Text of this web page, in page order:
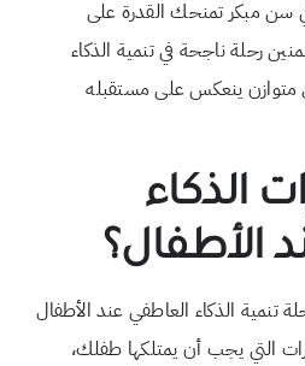
سن مبكر تمنحك القدرة على
رحلة ناجحة في تنمية الذكاء
متوازن ينعكس على مستقبله
الذكاء
الأطفال؟
تنمية الذكاء العاطفي عند الأطفال
التي يجب أن يمتلكها طفلك،